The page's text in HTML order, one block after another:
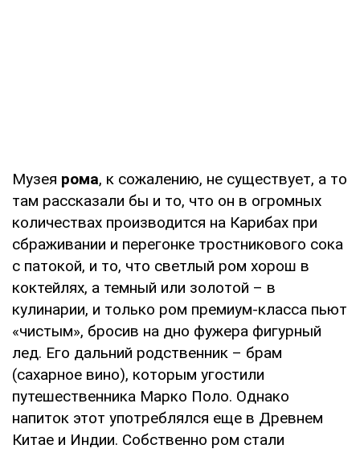
Музея рома, к сожалению, не существует, а то
там рассказали бы и то, что он в огромных
количествах производится на Карибах при
сбраживании и перегонке тростникового сока
с патокой, и то, что светлый ром хорош в
коктейлях, а темный или золотой – в
кулинарии, и только ром премиум-класса пьют
«чистым», бросив на дно фужера фигурный
лед. Его дальний родственник – брам
(сахарное вино), которым угостили
путешественника Марко Поло. Однако
напиток этот употреблялся еще в Древнем
Китае и Индии. Собственно ром стали